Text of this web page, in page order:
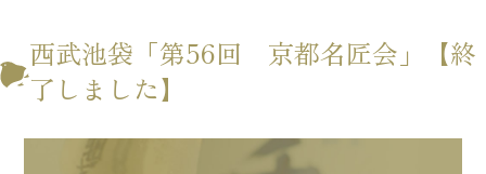
西武池袋「第56回 京都名匠会」【終
了しました】